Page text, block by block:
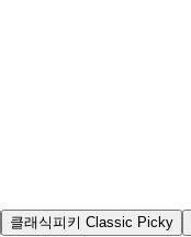
클래식피키 Classic Picky